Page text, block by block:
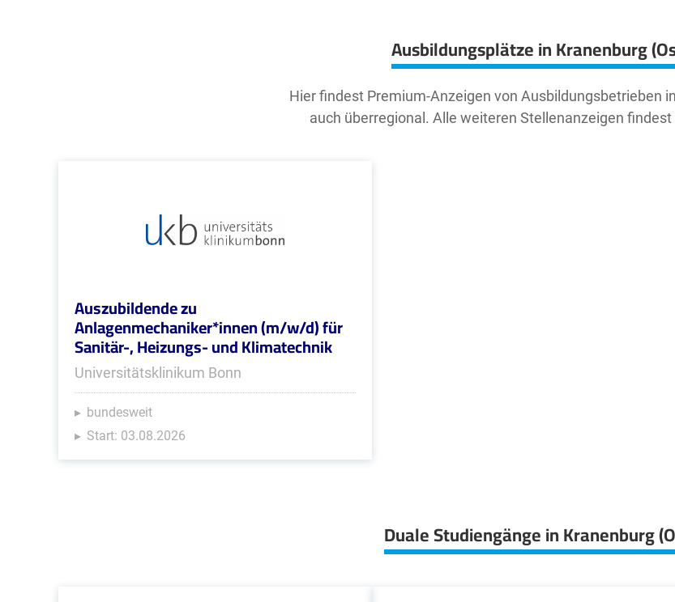
Ausbildungsplätze in Kranenburg
Hier findest Premium-Anzeigen von Ausbildungsbetrieben
auch überregional. Alle weiteren Stellenanzeigen
Auszubildende zu
Anlagenmechaniker*innen (m/w/d) für
Sanitär-, Heizungs- und Klimatechnik
Universitätsklinikum Bonn
bundesweit
Start: 03.08.2026
Duale Studiengänge in Kranenburg